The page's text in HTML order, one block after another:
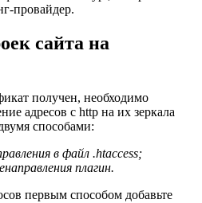
провайдер.
сайта на
получен, необходимо
адресов с http на их зеркала
способами:
в файл .htaccess;
плагин.
первым способом добавьте